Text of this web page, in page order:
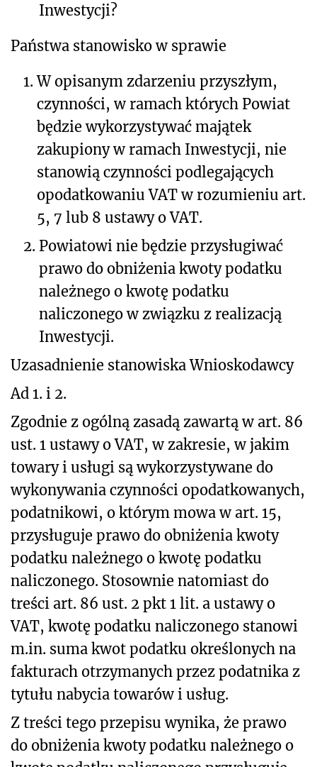
Inwestycji?
Państwa stanowisko w sprawie
1. W opisanym zdarzeniu przyszłym,
czynności, w ramach których Powiat
będzie wykorzystywać majątek
zakupiony w ramach Inwestycji, nie
stanowią czynności podlegających
opodatkowaniu VAT w rozumieniu art.
5, 7 lub 8 ustawy o VAT.
2. Powiatowi nie będzie przysługiwać
prawo do obniżenia kwoty podatku
należnego o kwotę podatku
naliczonego w związku z realizacją
Inwestycji.
Uzasadnienie stanowiska Wnioskodawcy
Ad 1. i 2.
Zgodnie z ogólną zasadą zawartą w art. 86
ust. 1 ustawy o VAT, w zakresie, w jakim
towary i usługi są wykorzystywane do
wykonywania czynności opodatkowanych,
podatnikowi, o którym mowa w art. 15,
przysługuje prawo do obniżenia kwoty
podatku należnego o kwotę podatku
naliczonego. Stosownie natomiast do
treści art. 86 ust. 2 pkt 1 lit. a ustawy o
VAT, kwotę podatku naliczonego stanowi
m.in. suma kwot podatku określonych na
fakturach otrzymanych przez podatnika z
tytułu nabycia towarów i usług.
Z treści tego przepisu wynika, że prawo
do obniżenia kwoty podatku należnego o